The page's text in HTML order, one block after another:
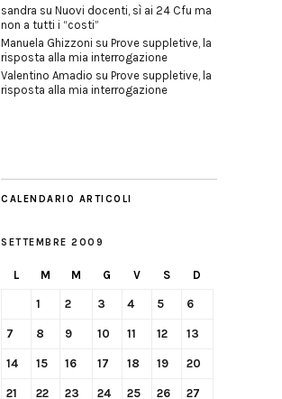
sandra su Nuovi docenti, sì ai 24 Cfu ma
non a tutti i “costi”
Manuela Ghizzoni su Prove suppletive, la
risposta alla mia interrogazione
Valentino Amadio su Prove suppletive, la
risposta alla mia interrogazione
CALENDARIO ARTICOLI
SETTEMBRE 2009
L M M G V S D
1 2 3 4 5 6
7 8 9 10 11 12 13
14 15 16 17 18 19 20
21 22 23 24 25 26 27